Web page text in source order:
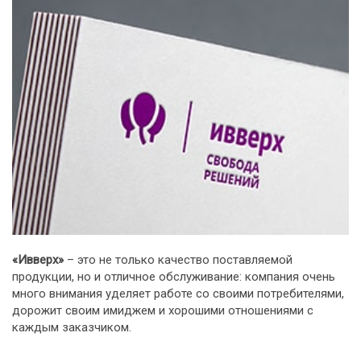
«Ивверх»– это не только качество поставляемой
продукции, но и отличное обслуживание: компания очень
много внимания уделяет работе со своими потребителями,
дорожит своим имиджем и хорошими отношениями с
каждым заказчиком.